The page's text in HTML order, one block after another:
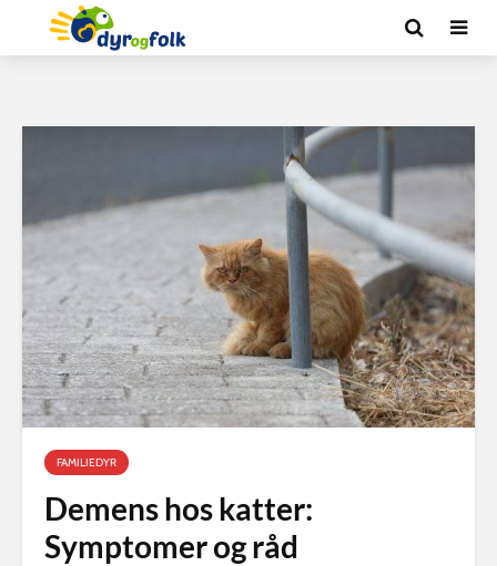
FAMILIEDYR
Demens hos katter:
Symptomer og råd